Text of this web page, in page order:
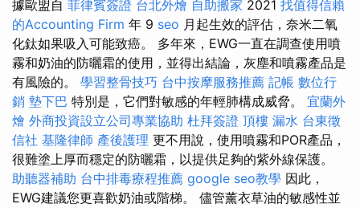
據歐盟自 菲律賓簽證 台北外燴 自助搬家 2021 找值得信賴
的Accounting Firm 年 9 seo 月起生效的評估，奈米二氧
化鈦如果吸入可能致癌。 多年來，EWG一直在調查使用噴
霧和奶油的防曬霜的使用，並得出結論，灰塵和噴霧產品是
有風險的。 學習整骨技巧 台中按摩服務推薦 記帳 數位行
銷 墊下巴 特別是，它們對敏感的年輕肺構成威脅。 宜蘭外
燴 外商投資設立公司專業協助 杜拜簽證 頂樓 漏水 台東徵
信社 基隆律師 產後護理 更不用說，使用噴霧和POR產品，
很難塗上厚而穩定的防曬霜，以提供足夠的紫外線保護。
助聽器補助 台中排毒療程推薦 google seo教學 因此，
EWG建議您更喜歡奶油或階梯。 儘管薰衣草油的敏感性並